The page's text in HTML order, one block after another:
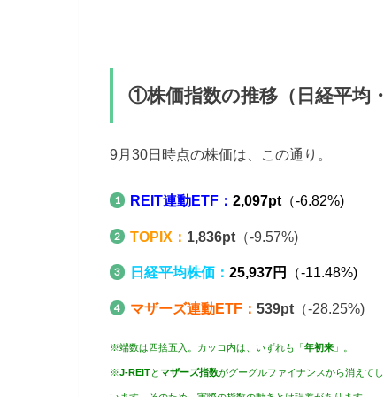
①株価指数の推移（日経平均
9月30日時点の株価は、この通り。
REIT連動ETF：2,097pt （-6.82%)
TOPIX： 1,836pt （-9.57%)
日経平均株価：25,937円 （-11.48%)
マザーズ連動ETF：539pt （-28.25%)
※端数は四捨五入。カッコ内は、いずれも「 年初来 」。
※J-REITとマザーズ指数がグーグルファイナンスから消えて